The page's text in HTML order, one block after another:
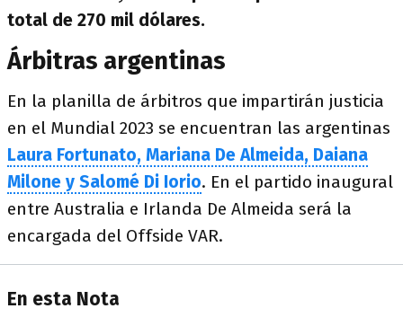
total de 270 mil dólares.
Árbitras argentinas
En la planilla de árbitros que impartirán justicia
en el Mundial 2023 se encuentran las argentinas
Laura Fortunato, Mariana De Almeida, Daiana
Milone y Salomé Di Iorio. En el partido inaugural
entre Australia e Irlanda De Almeida será la
encargada del Offside VAR.
En esta Nota